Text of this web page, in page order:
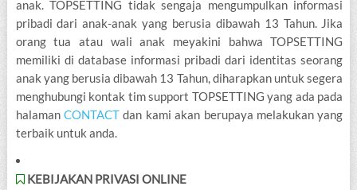
anak. TOPSETTING tidak sengaja mengumpulkan informasi
pribadi dari anak-anak yang berusia dibawah 13 Tahun. Jika
orang tua atau wali anak meyakini bahwa TOPSETTING
memiliki di database informasi pribadi dari identitas seorang
anak yang berusia dibawah 13 Tahun, diharapkan untuk segera
menghubungi kontak tim support TOPSETTING yang ada pada
halaman CONTACTdan kami akan berupaya melakukan yang
terbaik untuk anda.
KEBIJAKAN PRIVASI ONLINE